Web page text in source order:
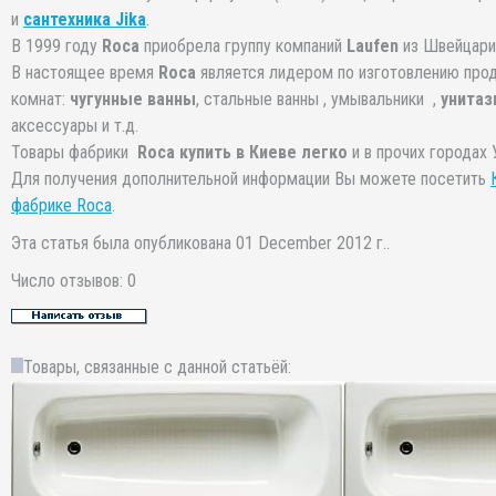
и сантехника Jika.
В 1999 году Roca приобрела группу компаний Laufen из
В настоящее время Roca является лидером по изготовлению
комнат: чугунные ванны, стальные ванны , умывальники ,
аксессуары и т.д.
Товары фабрики Roca купить в Киеве легко и в прочих городах
Для получения дополнительной информации Вы можете посетить
фабрике Roca.
Эта статья была опубликована 01 December 2012 г..
Число отзывов: 0
Товары, связанные с данной статьёй: